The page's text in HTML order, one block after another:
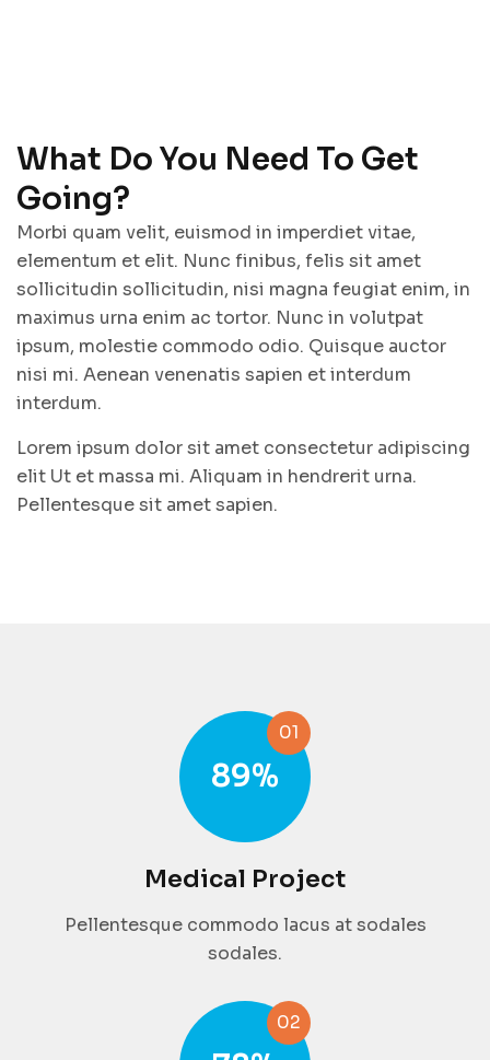
What Do You Need To Get
Going?
Morbi quam velit, euismod in imperdiet vitae,
elementum et elit. Nunc finibus, felis sit amet
sollicitudin sollicitudin, nisi magna feugiat enim, in
maximus urna enim ac tortor. Nunc in volutpat
ipsum, molestie commodo odio. Quisque auctor
nisi mi. Aenean venenatis sapien et interdum
interdum.
Lorem ipsum dolor sit amet consectetur adipiscing
elit Ut et massa mi. Aliquam in hendrerit urna.
Pellentesque sit amet sapien.
89%
01
Medical Project
Pellentesque commodo lacus at sodales
sodales.
02